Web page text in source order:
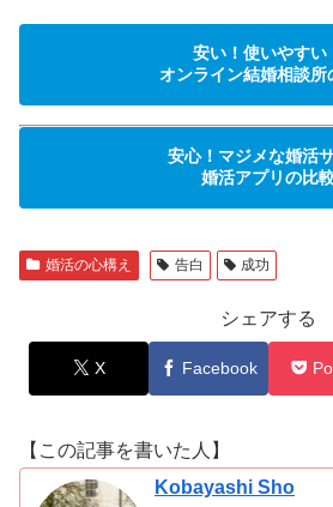
安い！使いやすい
オンライン結婚相談所
安心！マジメな婚活
婚活アプリの比
婚活の心構え 告白 成功
シェアする
X Facebook
【この記事を書いた人】
Kobayashi Sho